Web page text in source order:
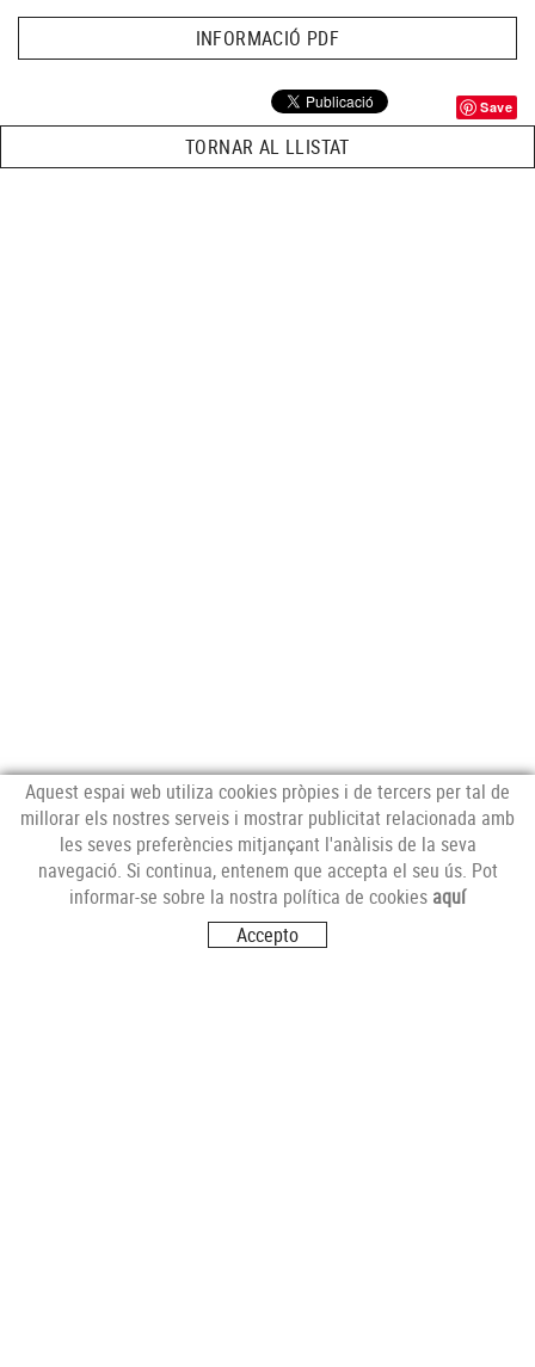
INFORMACIÓ PDF
Save
TORNAR AL LLISTAT
MERCAT CENTRAL
Mercat Central de Tarragona
43001 Tarragona
Aquest espai web utiliza cookies pròpies i de tercers per tal de
millorar els nostres serveis i mostrar publicitat relacionada amb
les seves preferències mitjançant l'anàlisis de la seva
navegació. Si continua, entenem que accepta el seu ús. Pot
informar-se sobre la nostra política de cookies aquí
Accepto